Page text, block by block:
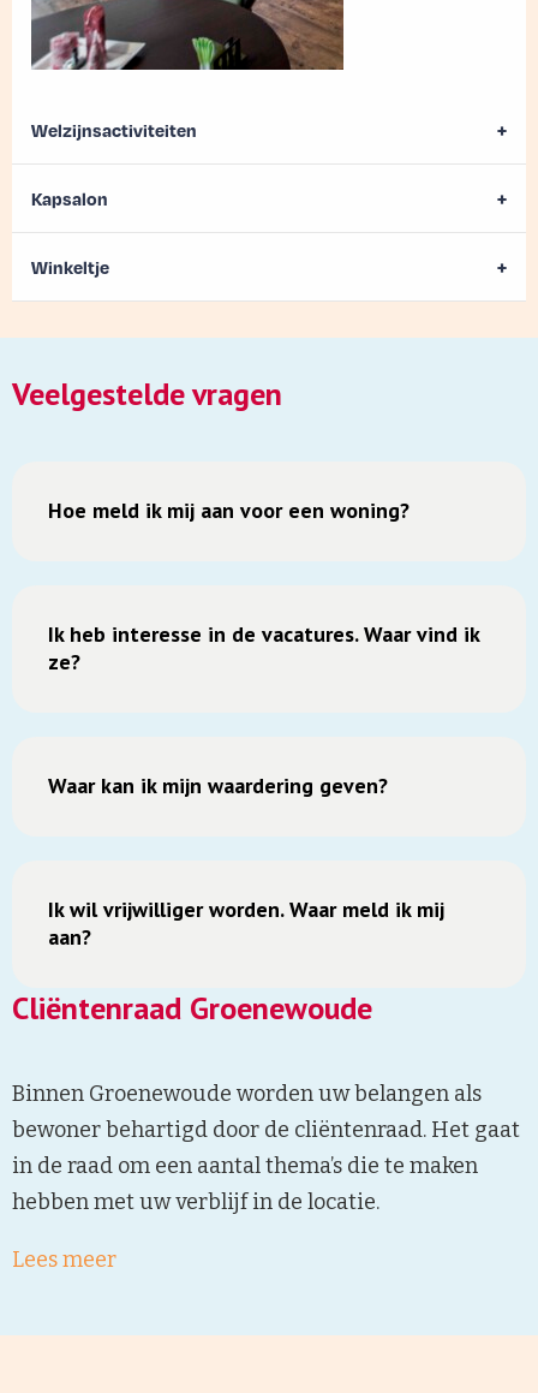
Welzijnsactiviteiten
Kapsalon
Winkeltje
Veelgestelde vragen
Hoe meld ik mij aan voor een woning?
Ik heb interesse in de vacatures. Waar vind ik
ze?
Waar kan ik mijn waardering geven?
Ik wil vrijwilliger worden. Waar meld ik mij
aan?
Cliëntenraad Groenewoude
Binnen Groenewoude worden uw belangen als
bewoner behartigd door de cliëntenraad. Het gaat
in de raad om een aantal thema’s die te maken
hebben met uw verblijf in de locatie.
Lees meer